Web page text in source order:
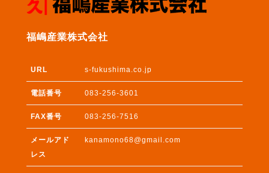
福嶋産業株式会社
URL s-fukushima.co.jp
電話番号 083-256-3601
FAX番号 083-256-7516
メールアド
レス
kanamono68@gmail.com